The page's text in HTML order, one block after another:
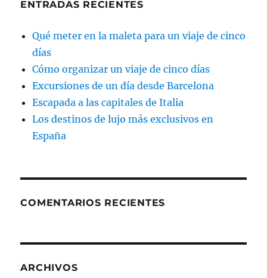
ENTRADAS RECIENTES
Qué meter en la maleta para un viaje de cinco
días
Cómo organizar un viaje de cinco días
Excursiones de un día desde Barcelona
Escapada a las capitales de Italia
Los destinos de lujo más exclusivos en
España
COMENTARIOS RECIENTES
ARCHIVOS